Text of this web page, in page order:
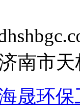
南市
晟环